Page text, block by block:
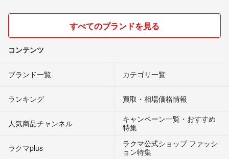
すべてのブランドを見る
コンテンツ
ブランド一覧 カテゴリ一覧
ランキング 買取・相場価格情報
人気商品チャンネル
キャンペーン一覧・おすすめ
特集
ラクマplus
ラクマ公式ショップ ファッシ
ョン特集